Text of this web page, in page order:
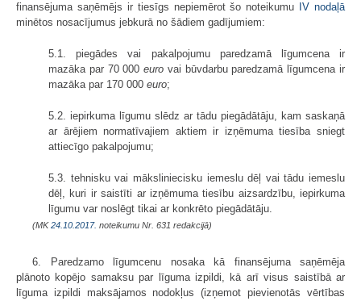
finansējuma saņēmējs ir tiesīgs nepiemērot šo noteikumu IV nodaļā
minētos nosacījumus jebkurā no šādiem gadījumiem:
5.1. piegādes vai pakalpojumu paredzamā līgumcena ir
mazāka par 70 000euro vai būvdarbu paredzamā līgumcena ir
mazāka par 170 000 euro;
5.2. iepirkuma līgumu slēdz ar tādu piegādātāju, kam saskaņā
ar ārējiem normatīvajiem aktiem ir izņēmuma tiesība sniegt
attiecīgo pakalpojumu;
5.3. tehnisku vai māksliniecisku iemeslu dēļ vai tādu iemeslu
dēļ, kuri ir saistīti ar izņēmuma tiesību aizsardzību, iepirkuma
līgumu var noslēgt tikai ar konkrēto piegādātāju.
(MK24.10.2017. noteikumu Nr. 631 redakcijā)
6. Paredzamo līgumcenu nosaka kā finansējuma saņēmēja
plānoto kopējo samaksu par līguma izpildi, kā arī visus saistībā ar
līguma izpildi maksājamos nodokļus (izņemot pievienotās vērtības